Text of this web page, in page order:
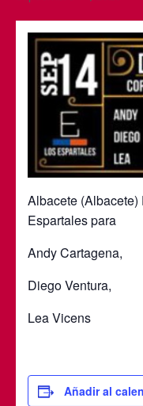
Albacete
Espartales para
Andy Cartagena,
Diego Ventura,
Lea Vicens
Añadir al